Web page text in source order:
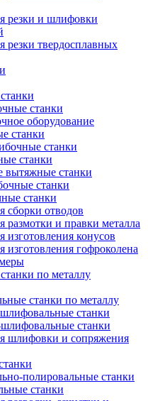
резки и шлифовки
резки твердосплавных
станки
оборудование
станки
станки
станки
вытяжные станки
станки
станки
сборки отводов
размотки и правки металла
изготовления конусов
изготовления гофроколена
по металлу
станки по металлу
станки
станки
шлифовки и сопряжения
полировальные станки
станки